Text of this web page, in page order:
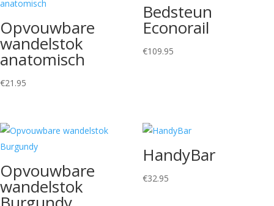
Opvouwbare
wandelstok
anatomisch
€21.95
Bedsteun
Econorail
€109.95
Opvouwbare
wandelstok
HandyBar
€32.95